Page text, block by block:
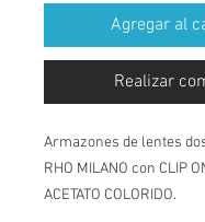
Agregar al
Realizar
Armazones de lentes
RHO MILANO con CLIP
ACETATO COLORIDO.